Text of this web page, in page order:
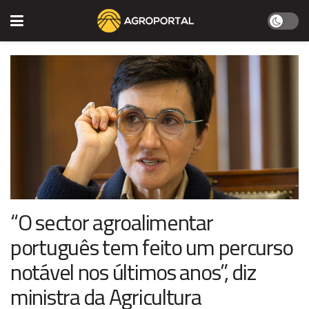
“O sector agroalimentar
português tem feito um percurso
notável nos últimos anos”, diz
ministra da Agricultura